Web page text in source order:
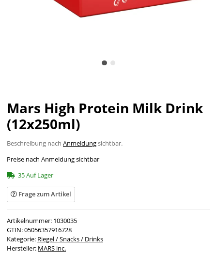
Mars High Protein Milk Drink
(12x250ml)
Beschreibung nach Anmeldungsichtbar.
Preise nach Anmeldung sichtbar
35 Auf Lager
Frage zum Artikel
Artikelnummer: 1030035
GTIN:05056357916728
Kategorie: Riegel / Snacks / Drinks
Hersteller: MARS inc.